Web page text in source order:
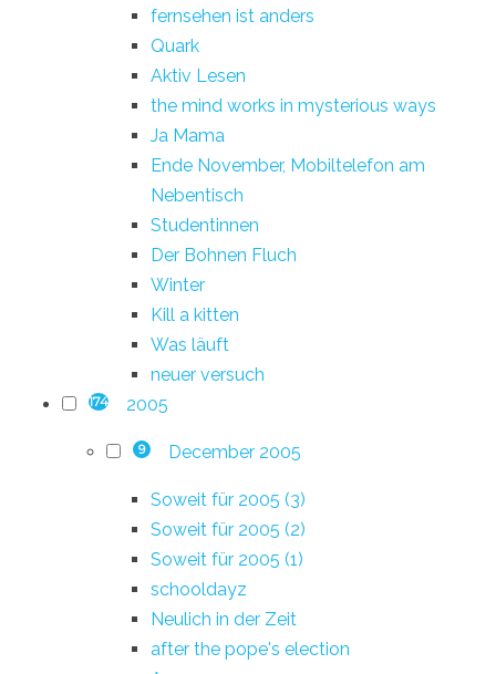
fernsehen ist anders
Quark
Aktiv Lesen
the mind works in mysterious ways
Ja Mama
Ende November, Mobiltelefon am
Nebentisch
Studentinnen
Der Bohnen Fluch
Winter
Kill a kitten
Was läuft
neuer versuch
174 2005
9 December 2005
Soweit für 2005 (3)
Soweit für 2005 (2)
Soweit für 2005 (1)
schooldayz
Neulich in der Zeit
after the pope's election